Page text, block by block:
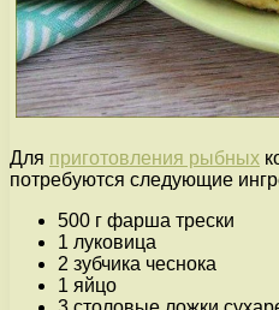
Для приготовления рыбных
потребуются следующие
500 г фарша трески
1 луковица
2 зубчика чеснока
1 яйцо